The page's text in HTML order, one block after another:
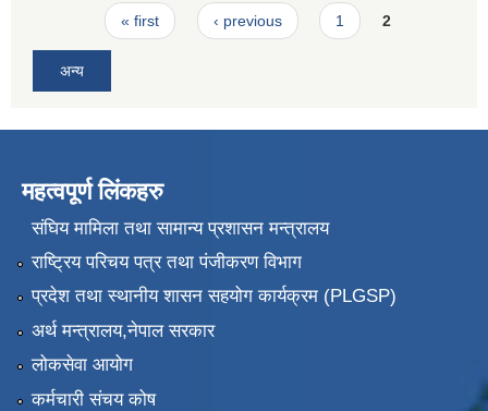
Pages« first ‹ previous 1 2
अन्य
महत्वपूर्ण लिंकहरु
संघिय मामिला तथा सामान्य प्रशासन मन्त्रालय
राष्ट्रिय परिचय पत्र तथा पंजीकरण विभाग
प्रदेश तथा स्थानीय शासन सहयोग कार्यक्रम (PLGSP)
अर्थ मन्त्रालय,नेपाल सरकार
लोकसेवा आयोग
कर्मचारी संचय कोष